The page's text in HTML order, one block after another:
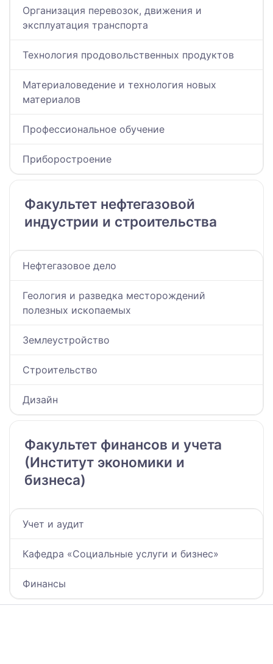
Организация перевозок, движения и
эксплуатация транспорта
Технология продовольственных продуктов
Материаловедение и технология новых
материалов
Профессиональное обучение
Приборостроение
Факультет нефтегазовой
индустрии и строительства
Нефтегазовое дело
Геология и разведка месторождений
полезных ископаемых
Землеустройство
Строительство
Дизайн
Факультет финансов и учета
(Институт экономики и
бизнеса)
Учет и аудит
Кафедра «Социальные услуги и бизнес»
Финансы